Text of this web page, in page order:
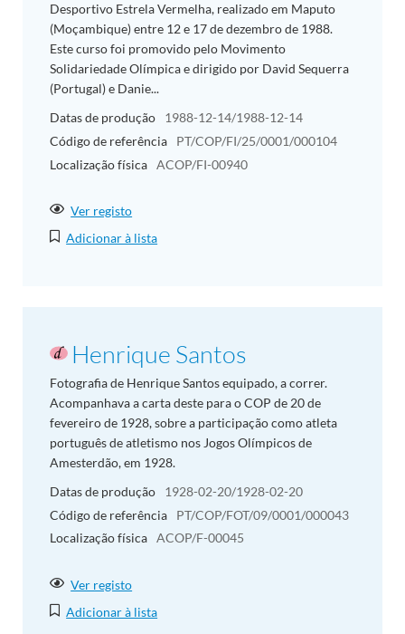
Desportivo Estrela Vermelha, realizado em Maputo
(Moçambique) entre 12 e 17 de dezembro de 1988.
Este curso foi promovido pelo Movimento
Solidariedade Olímpica e dirigido por David Sequerra
(Portugal) e Danie...
Datas de produção
1988-12-14/1988-12-14
Código de referência
PT/COP/FI/25/0001/000104
Localização física ACOP/FI-00940
Ver registo
Adicionar à lista
Henrique Santos
Fotografia de Henrique Santos equipado, a correr.
Acompanhava a carta deste para o COP de 20 de
fevereiro de 1928, sobre a participação como atleta
português de atletismo nos Jogos Olímpicos de
Amesterdão, em 1928.
Datas de produção
1928-02-20/1928-02-20
Código de referência
PT/COP/FOT/09/0001/000043
Localização física ACOP/F-00045
Ver registo
Adicionar à lista